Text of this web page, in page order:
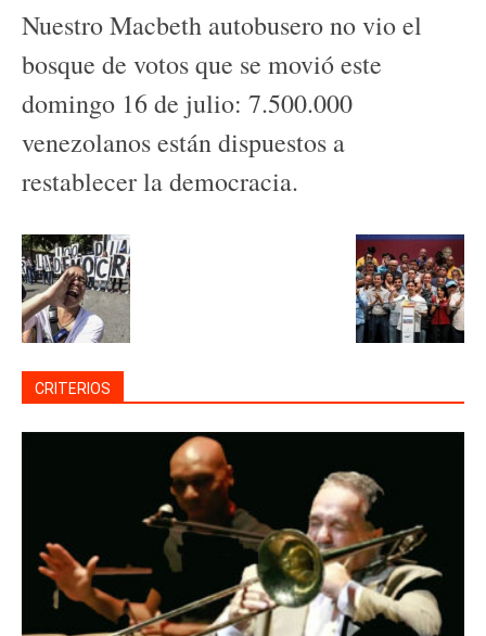
Nuestro Macbeth autobusero no vio el
bosque de votos que se movió este
domingo 16 de julio: 7.500.000
venezolanos están dispuestos a
restablecer la democracia.
CRITERIOS